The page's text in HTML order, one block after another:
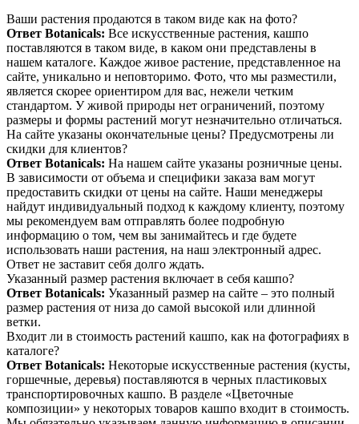
Ваши растения продаются в таком виде как на фото?
Ответ Botanicals: Все искусственные растения, кашпо
поставляются в таком виде, в каком они представлены в
нашем каталоге. Каждое живое растение, представленное на
сайте, уникально и неповторимо. Фото, что мы разместили,
является скорее ориентиром для вас, нежели четким
стандартом. У живой природы нет ограничений, поэтому
размеры и формы растений могут незначительно отличаться.
На сайте указаны окончательные цены? Предусмотрены ли
скидки для клиентов?
Ответ Botanicals: На нашем сайте указаны розничные цены.
В зависимости от объема и специфики заказа вам могут
предоставить скидки от цены на сайте. Наши менеджеры
найдут индивидуальный подход к каждому клиенту, поэтому
мы рекомендуем вам отправлять более подробную
информацию о том, чем вы занимайтесь и где будете
использовать наши растения, на наш электронный адрес.
Ответ не заставит себя долго ждать.
Указанный размер растения включает в себя кашпо?
Ответ Botanicals: Указанный размер на сайте – это полный
размер растения от низа до самой высокой или длинной
ветки.
Входит ли в стоимость растений кашпо, как на фотографиях в
каталоге?
Ответ Botanicals: Некоторые искусственные растения (кусты,
горшечные, деревья) поставляются в черных пластиковых
транспортировочных кашпо. В разделе «Цветочные
композиции» у некоторых товаров кашпо входит в стоимость.